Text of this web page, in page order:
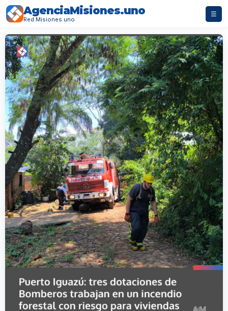
AgenciaMisiones.uno
Red Misiones.uno
☰